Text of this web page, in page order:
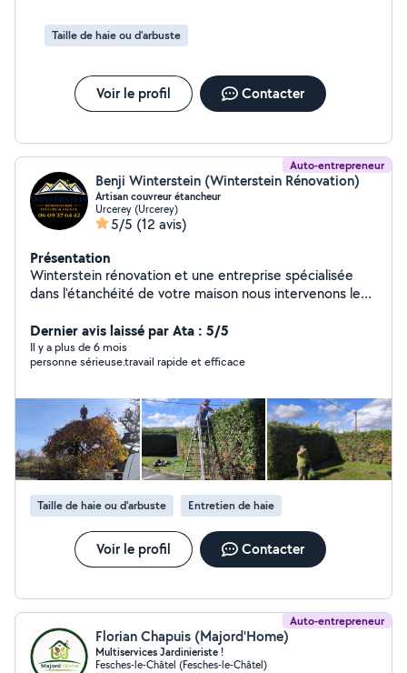
Taille de haie ou d'arbuste
Voir le profil Contacter
Auto-entrepreneur
Benji Winterstein (Winterstein Rénovation)
Artisan couvreur étancheur
Urcerey (Urcerey)
5/5 (12 avis)
Présentation
Winterstein rénovation et une entreprise spécialisée
dans l'étanchéité de votre maison nous intervenons le
imperméabilisation de vos tuiles et mise en peinture
revet-gum 400% d'élasticité nous faisons aussi de la
rénovation de façade et d'intérieur de votre maison
Dernier avis laissé par Ata : 5/5
Il y a plus de 6 mois
personne sérieuse.travail rapide et efficace
Taille de haie ou d'arbuste Entretien de haie
Voir le profil Contacter
Auto-entrepreneur
Florian Chapuis (Majord'Home)
Multiservices Jardinieriste !
Fesches-le-Châtel (Fesches-le-Châtel)